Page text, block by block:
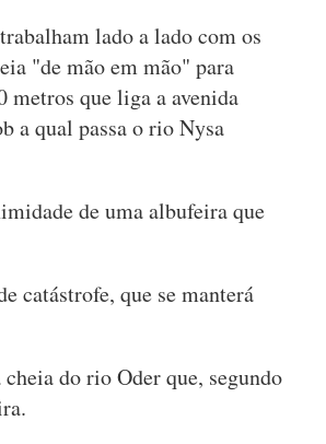
lado a lado com os
"de mão em mão" para
que liga a avenida
a qual passa o rio Nysa
de uma albufeira que
catástrofe, que se manterá
do rio Oder que, segundo